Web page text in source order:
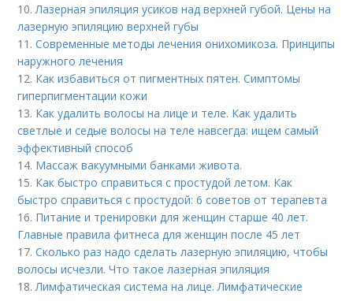
10.Лазерная эпиляция усиков над верхней губой. Цены на
лазерную эпиляцию верхней губы
11.Современные методы лечения онихомикоза. Принципы
наружного лечения
12. Как избавиться от пигментных пятен. Симптомы
гиперпигментации кожи
13. Как удалить волосы на лице и теле. Как удалить
светлые и седые волосы на теле навсегда: ищем самый
эффективный способ
14. Массаж вакуумными банками живота.
15. Как быстро справиться с простудой летом. Как
быстро справиться с простудой: 6 советов от терапевта
16. Питание и тренировки для женщин старше 40 лет.
Главные правила фитнеса для женщин после 45 лет
17.Сколько раз надо сделать лазерную эпиляцию, чтобы
волосы исчезли. Что такое лазерная эпиляция
18.Лимфатическая система на лице. Лимфатические